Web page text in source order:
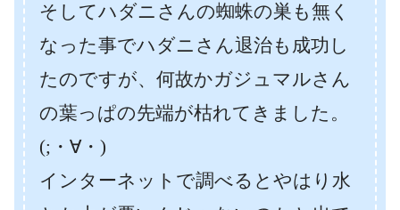
そしてハダニさんの蜘蛛の巣も無く
なった事でハダニさん退治も成功し
たのですが、何故かガジュマルさん
の葉っぱの先端が枯れてきました。
(;・∀・)
インターネットで調べるとやはり水